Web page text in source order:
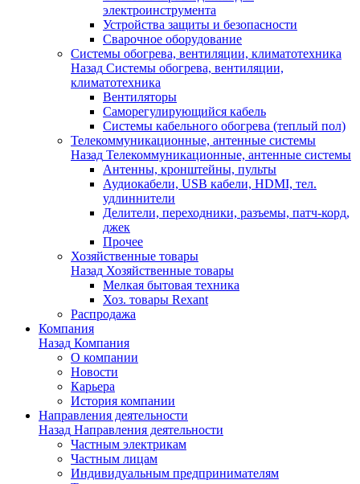
электроинструмента
Устройства защиты и безопасности
Сварочное оборудование
Системы обогрева, вентиляции, климатотехника
Назад Системы обогрева, вентиляции,
климатотехника
Вентиляторы
Саморегулирующийся кабель
Системы кабельного обогрева (теплый пол)
Телекоммуникационные, антенные системы
Назад Телекоммуникационные, антенные системы
Антенны, кронштейны, пульты
Аудиокабели, USB кабели, HDMI, тел.
удлиннители
Делители, переходники, разъемы, патч-корд,
джек
Прочее
Хозяйственные товары
Назад Хозяйственные товары
Мелкая бытовая техника
Хоз. товары Rexant
Распродажа
Компания
Назад Компания
О компании
Новости
Карьера
История компании
Направления деятельности
Назад Направления деятельности
Частным электрикам
Частным лицам
Индивидуальным предпринимателям